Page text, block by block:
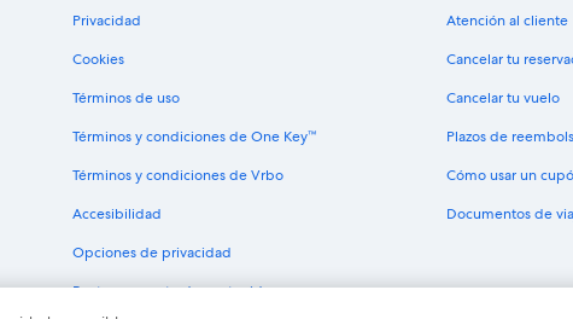
Hoteles con spa en Sun 'n Lake
Hoteles cerca de viñedos en Sun 'n Lake
Hoteles cerca de Campo de golf Torrey Oaks
Privacidad
Cookies
Términos de uso
Términos y condiciones de One Key™
Términos y condiciones de Vrbo
Accesibilidad
Opciones de privacidad
Pautas y reporte de contenido
Atención al cliente
Cancelar tu
Cancelar tu vuelo
Plazos de
Cómo usar un
Documentos de